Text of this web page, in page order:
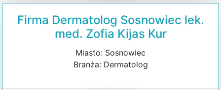
Firma Dermatolog Sosnowiec lek.
med. Zofia Kijas Kur
Miasto: Sosnowiec
Branża: Dermatolog